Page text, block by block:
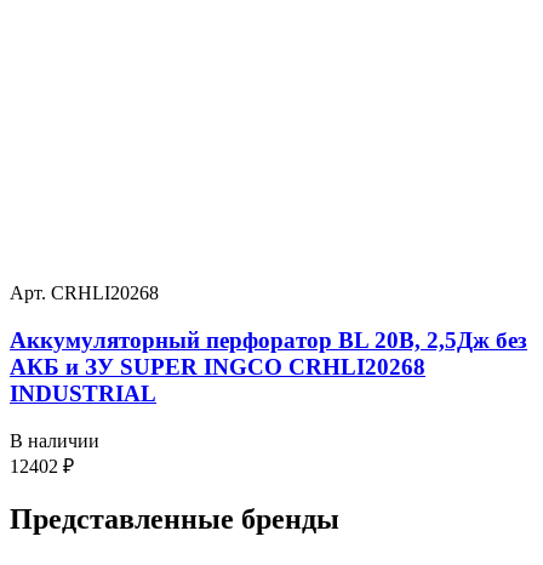
Арт. CRHLI20268
Аккумуляторный перфоратор BL 20В, 2,5Дж без
АКБ и ЗУ SUPER INGCO CRHLI20268
INDUSTRIAL
В наличии
12402 ₽
Представленные бренды